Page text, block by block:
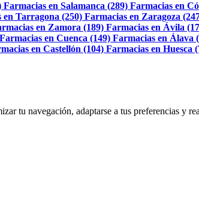
Farmacias en Salamanca (289) Farmacias en
en Tarragona (250) Farmacias en Zaragoza
en Zamora (189) Farmacias en Ávila
Farmacias en Cuenca (149) Farmacias en Álava
en Castellón (104) Farmacias en Huesca
tu navegación, adaptarse a tus preferencias y